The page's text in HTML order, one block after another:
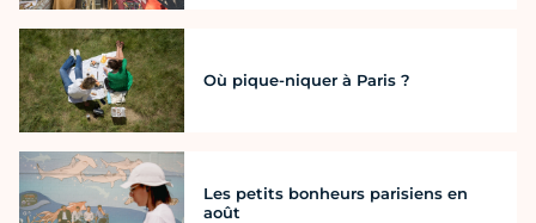
Où pique-niquer à Paris ?
Les petits bonheurs parisiens en
août